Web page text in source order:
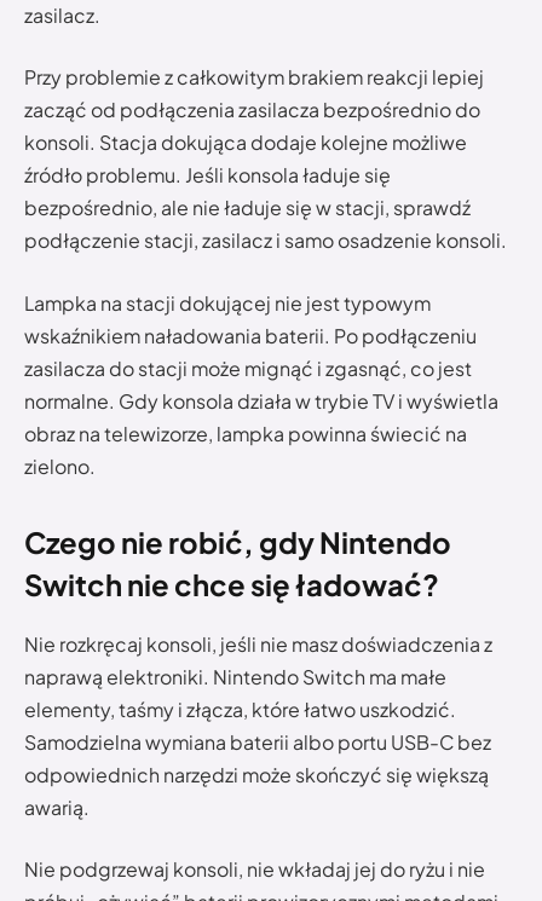
zasilacz.
Przy problemie z całkowitym brakiem reakcji lepiej
zacząć od podłączenia zasilacza bezpośrednio do
konsoli. Stacja dokująca dodaje kolejne możliwe
źródło problemu. Jeśli konsola ładuje się
bezpośrednio, ale nie ładuje się w stacji, sprawdź
podłączenie stacji, zasilacz i samo osadzenie konsoli.
Lampka na stacji dokującej nie jest typowym
wskaźnikiem naładowania baterii. Po podłączeniu
zasilacza do stacji może mignąć i zgasnąć, co jest
normalne. Gdy konsola działa w trybie TV i wyświetla
obraz na telewizorze, lampka powinna świecić na
zielono.
Czego nie robić, gdy Nintendo
Switch nie chce się ładować?
Nie rozkręcaj konsoli, jeśli nie masz doświadczenia z
naprawą elektroniki. Nintendo Switch ma małe
elementy, taśmy i złącza, które łatwo uszkodzić.
Samodzielna wymiana baterii albo portu USB-C bez
odpowiednich narzędzi może skończyć się większą
awarią.
Nie podgrzewaj konsoli, nie wkładaj jej do ryżu i nie